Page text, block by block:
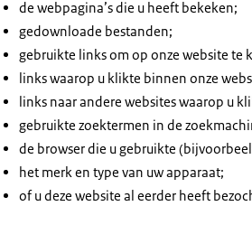
de webpagina’s die u heeft bekeken;
gedownloade bestanden;
gebruikte links om op onze website te
links waarop u klikte binnen onze
links naar andere websites waarop u
gebruikte zoektermen in de
de browser die u gebruikte
het merk en type van uw apparaat;
of u deze website al eerder heeft